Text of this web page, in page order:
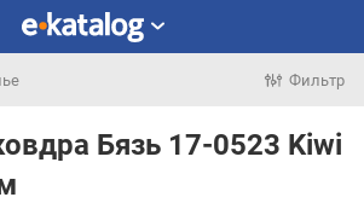
Фильтр
Бязь 17-0523 Kiwi